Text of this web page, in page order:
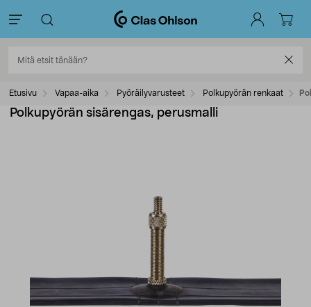
Etusivu Vapaa-aika Pyöräilyvarusteet Polkupyörän renkaat
Polkupyörän sisärengas, perusmalli